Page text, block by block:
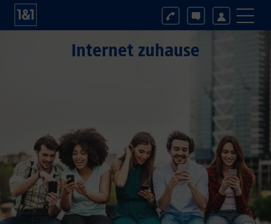
Internet zuhause